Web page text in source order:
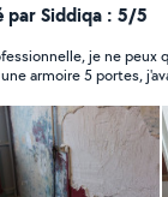
par Siddiqa : 5/5
je ne peux
sérieux !